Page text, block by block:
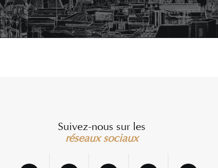
Suivez-nous sur les
réseaux sociaux